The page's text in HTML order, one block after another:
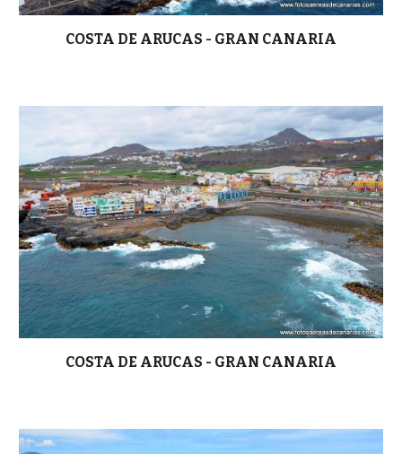
COSTA DE ARUCAS - GRAN CANARIA
COSTA DE ARUCAS - GRAN CANARIA